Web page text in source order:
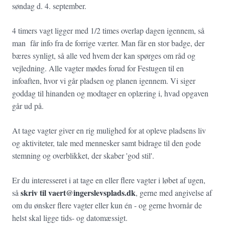
søndag d. 4. september.
4 timers vagt ligger med 1/2 times overlap dagen igennem, så
man får info fra de forrige værter. Man får en stor badge, der
bæres synligt, så alle ved hvem der kan spørges om råd og
vejledning. Alle vagter mødes forud for Festugen til en
infoaften, hvor vi går pladsen og planen igennem. Vi siger
goddag til hinanden og modtager en oplæring i, hvad opgaven
går ud på.
At tage vagter giver en rig mulighed for at opleve pladsens liv
og aktiviteter, tale med mennesker samt bidrage til den gode
stemning og overblikket, der skaber 'god stil'.
Er du interesseret i at tage en eller flere vagter i løbet af ugen,
så skriv til vaert@ingerslevsplads.dk, gerne med angivelse af
om du ønsker flere vagter eller kun én - og gerne hvornår de
helst skal ligge tids- og datomæssigt.